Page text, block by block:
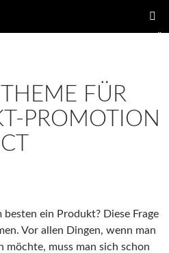
FÜR
PROMOTION
ein Produkt? Diese Frage
Vor allen Dingen, wenn man
muss man sich schon